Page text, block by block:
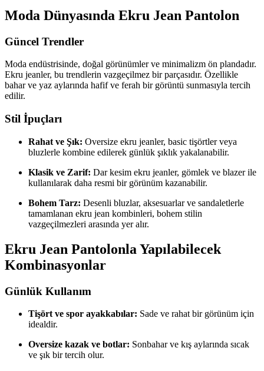
Moda Dünyasında Ekru Jean Pantolon
Güncel Trendler
Moda endüstrisinde, doğal görünümler ve minimalizm ön plandadır.
Ekru jeanler, bu trendlerin vazgeçilmez bir parçasıdır. Özellikle
bahar ve yaz aylarında hafif ve ferah bir görüntü sunmasıyla tercih
edilir.
Stil İpuçları
Rahat ve Şık: Oversize ekru jeanler, basic tişörtler veya
bluzlerle kombine edilerek günlük şıklık yakalanabilir.
Klasik ve Zarif: Dar kesim ekru jeanler, gömlek ve blazer ile
kullanılarak daha resmi bir görünüm kazanabilir.
Bohem Tarz: Desenli bluzlar, aksesuarlar ve sandaletlerle
tamamlanan ekru jean kombinleri, bohem stilin
vazgeçilmezleri arasında yer alır.
Ekru Jean Pantolonla Yapılabilecek
Kombinasyonlar
Günlük Kullanım
Tişört ve spor ayakkabılar: Sade ve rahat bir görünüm için
idealdir.
Oversize kazak ve botlar: Sonbahar ve kış aylarında sıcak
ve şık bir tercih olur.